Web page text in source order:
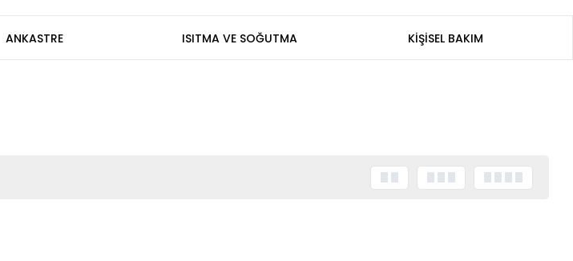
ANKASTRE ISITMA VE SOĞUTMA KİŞİSEL BAKIM